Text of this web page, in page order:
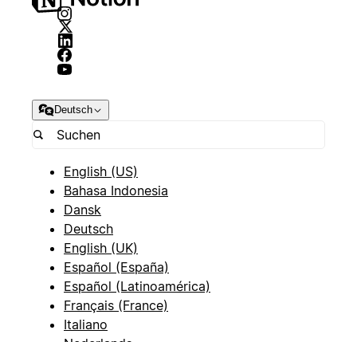
Deutsch
English (US)
Bahasa Indonesia
Dansk
Deutsch
English (UK)
Español (España)
Español (Latinoamérica)
Français (France)
Italiano